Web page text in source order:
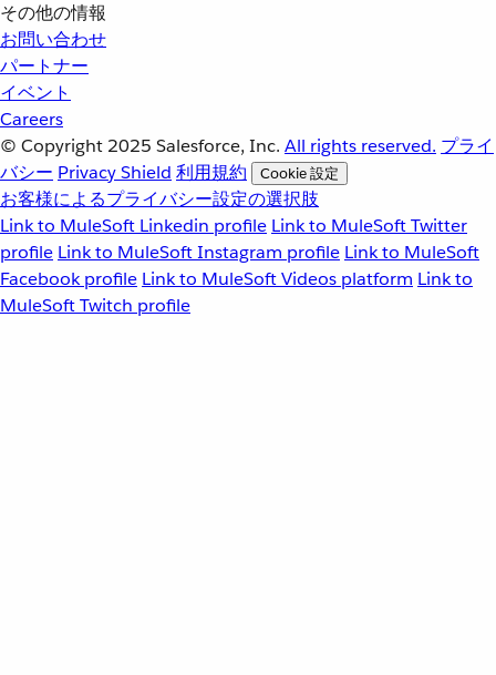
その他の情報
お問い合わせ
パートナー
イベント
Careers
© Copyright 2025 Salesforce, Inc. All rights reserved. プライ
バシー Privacy Shield 利用規約 Cookie 設定
お客様によるプライバシー設定の選択肢
Link to MuleSoft Linkedin profile Link to MuleSoft Twitter
profile Link to MuleSoft Instagram profile Link to MuleSoft
Facebook profile Link to MuleSoft Videos platform Link to
MuleSoft Twitch profile